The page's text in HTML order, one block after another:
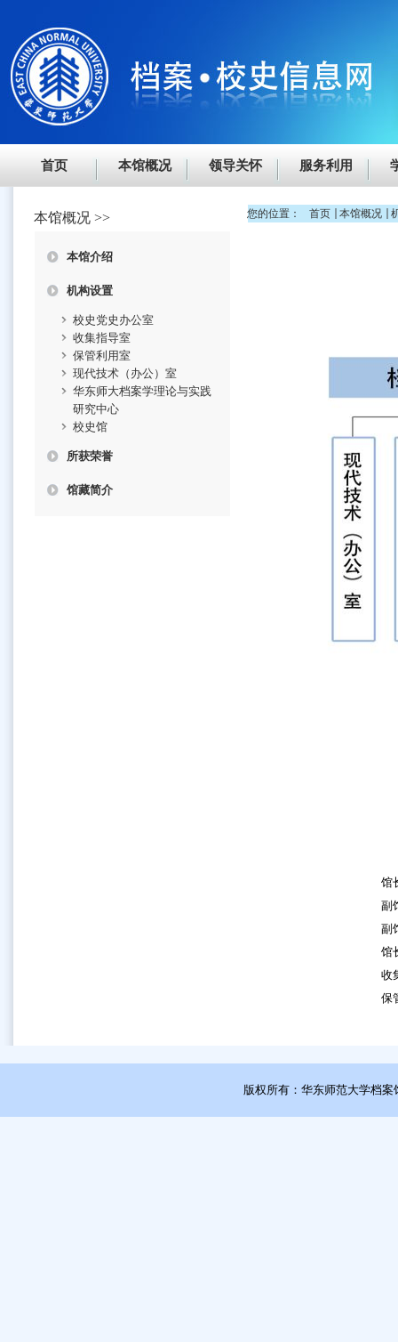
首页 本馆概况 领导关怀 服务利用
本馆概况 >>
本馆介绍
机构设置
校史党史办公室
收集指导室
保管利用室
现代技术（办公）室
华东师大档案学理论与实践
研究中心
校史馆
所获荣誉
馆藏简介
您的位置： 首页 本馆概况
馆
副
副
馆
收
保
版权所有：华东师范大学档案